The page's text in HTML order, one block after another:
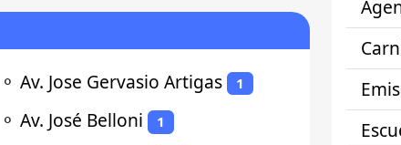
⚬ Av. Jose Gervasio Artigas 1
⚬ Av. José Belloni 1